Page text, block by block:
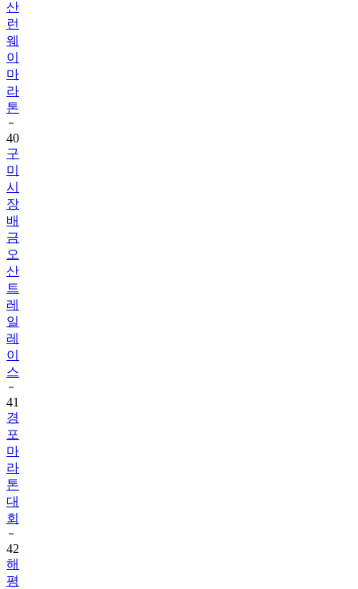
산
런
웨
이
마
라
톤
40
구
미
시
장
배
금
오
산
트
레
일
레
이
스
41
경
포
마
라
톤
대
회
42
해
평